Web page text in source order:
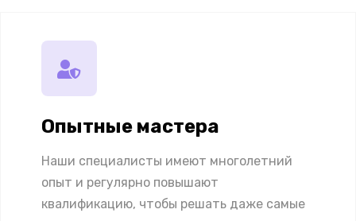
Опытные мастера
Наши специалисты имеют многолетний
опыт и регулярно повышают
квалификацию, чтобы решать даже самые